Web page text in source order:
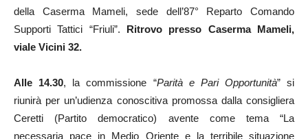
della Caserma Mameli, sede dell’87° Reparto Comando
Supporti Tattici “Friuli”. Ritrovo presso Caserma Mameli,
viale Vicini 32.
Alle 14.30, la commissione “Parità e Pari Opportunità” si
riunirà per un’udienza conoscitiva promossa dalla consigliera
Ceretti (Partito democratico) avente come tema “La
necessaria pace in Medio Oriente e la terribile situazione